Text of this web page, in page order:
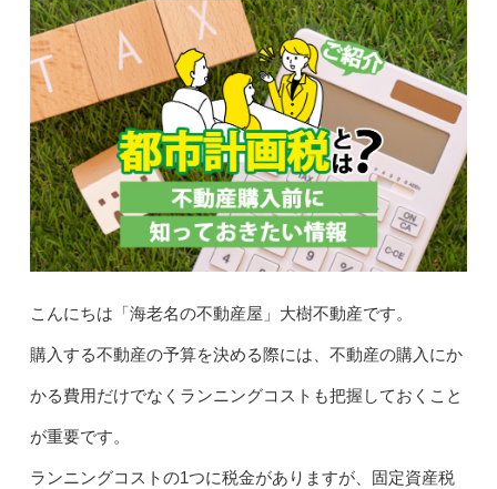
こんにちは「海老名の不動産屋」大樹不動産です。
購入する不動産の予算を決める際には、不動産の購入にか
かる費用だけでなくランニングコストも把握しておくこと
が重要です。
ランニングコストの1つに税金がありますが、固定資産税